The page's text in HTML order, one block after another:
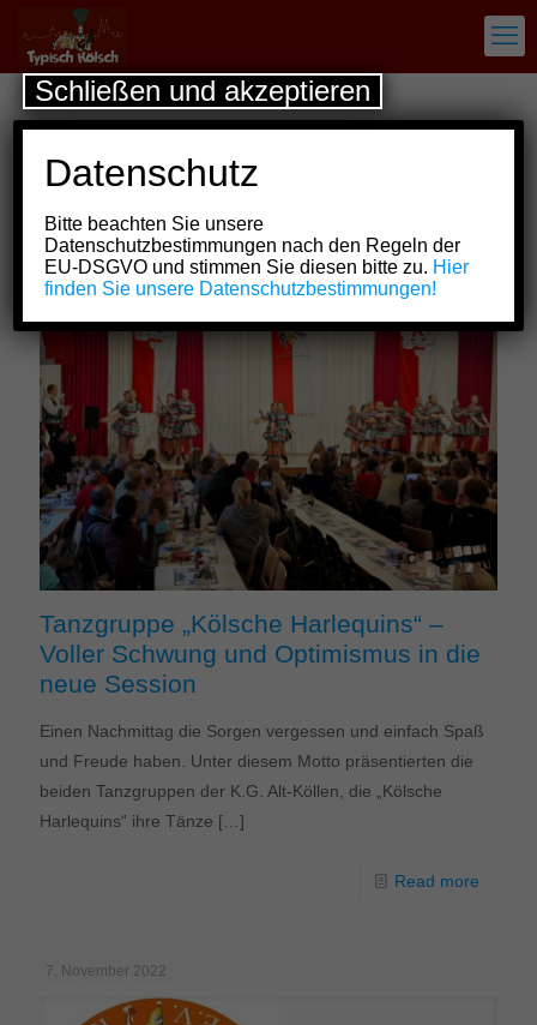
7. November 2022
Tanzgruppe „Kölsche Harlequins“ –
Voller Schwung und Optimismus in die
neue Session
Einen Nachmittag die Sorgen vergessen und einfach Spaß
und Freude haben. Unter diesem Motto präsentierten die
beiden Tanzgruppen der K.G. Alt-Köllen, die „Kölsche
Harlequins“ ihre Tänze […]
Read more
7. November 2022
Datenschutz
Bitte beachten Sie unsere
Datenschutzbestimmungen nach den Regeln der
EU-DSGVO und stimmen Sie diesen bitte zu. Hier
finden Sie unsere Datenschutzbestimmungen!
Schließen und akzeptieren